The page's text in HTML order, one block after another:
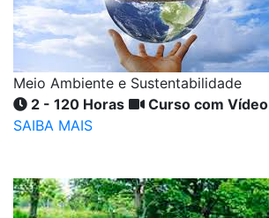
Meio Ambiente e Sustentabilidade
2 - 120 Horas
Curso com Vídeo
SAIBA MAIS